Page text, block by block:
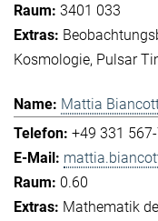
3401 033
Kosmologie Pulsar
Mattia
+49 331
0.60
Mathematik